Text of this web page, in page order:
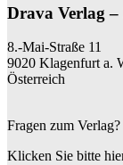
Drava Verlag
8.-Mai-Straße 11
9020 Klagenfurt a.
Österreich
Fragen zum Verlag?
Klicken Sie bitte